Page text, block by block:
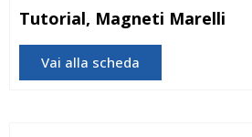
Tutorial, Magneti Marelli
Vai alla scheda